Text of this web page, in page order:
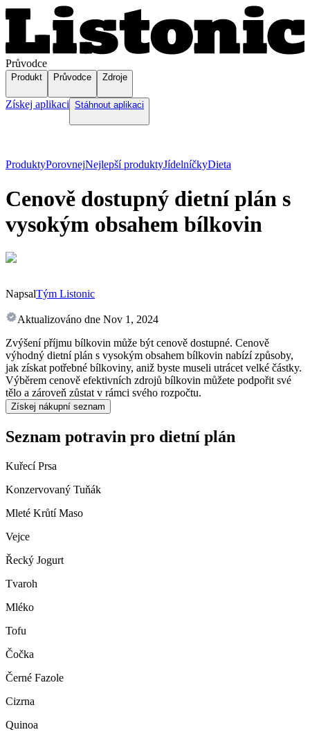
Průvodce
Produkt Průvodce Zdroje
Získej aplikaci Stáhnout aplikaci
ProduktyPorovnejNejlepší produktyJídelníčkyDieta
Cenově dostupný dietní plán s
vysokým obsahem bílkovin
NapsalTým Listonic
Aktualizováno dne Nov 1, 2024
Zvýšení příjmu bílkovin může být cenově dostupné. Cenově
výhodný dietní plán s vysokým obsahem bílkovin nabízí způsoby,
jak získat potřebné bílkoviny, aniž byste museli utrácet velké částky.
Výběrem cenově efektivních zdrojů bílkovin můžete podpořit své
tělo a zároveň zůstat v rámci svého rozpočtu.
Získej nákupní seznam
Seznam potravin pro dietní plán
Kuřecí Prsa
Konzervovaný Tuňák
Mleté Krůtí Maso
Vejce
Řecký Jogurt
Tvaroh
Mléko
Tofu
Čočka
Černé Fazole
Cizrna
Quinoa